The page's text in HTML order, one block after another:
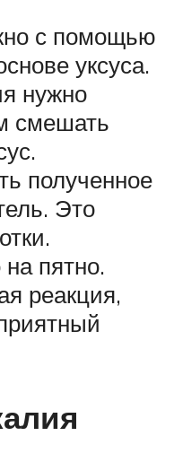
с помощью
уксуса.
нужно
смешать
полученное
Это
пятно.
реакция,